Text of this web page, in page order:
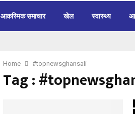
आकस्मिक समाचार खेल स्वास्थ्य
Home #topnewsghansali
Tag :